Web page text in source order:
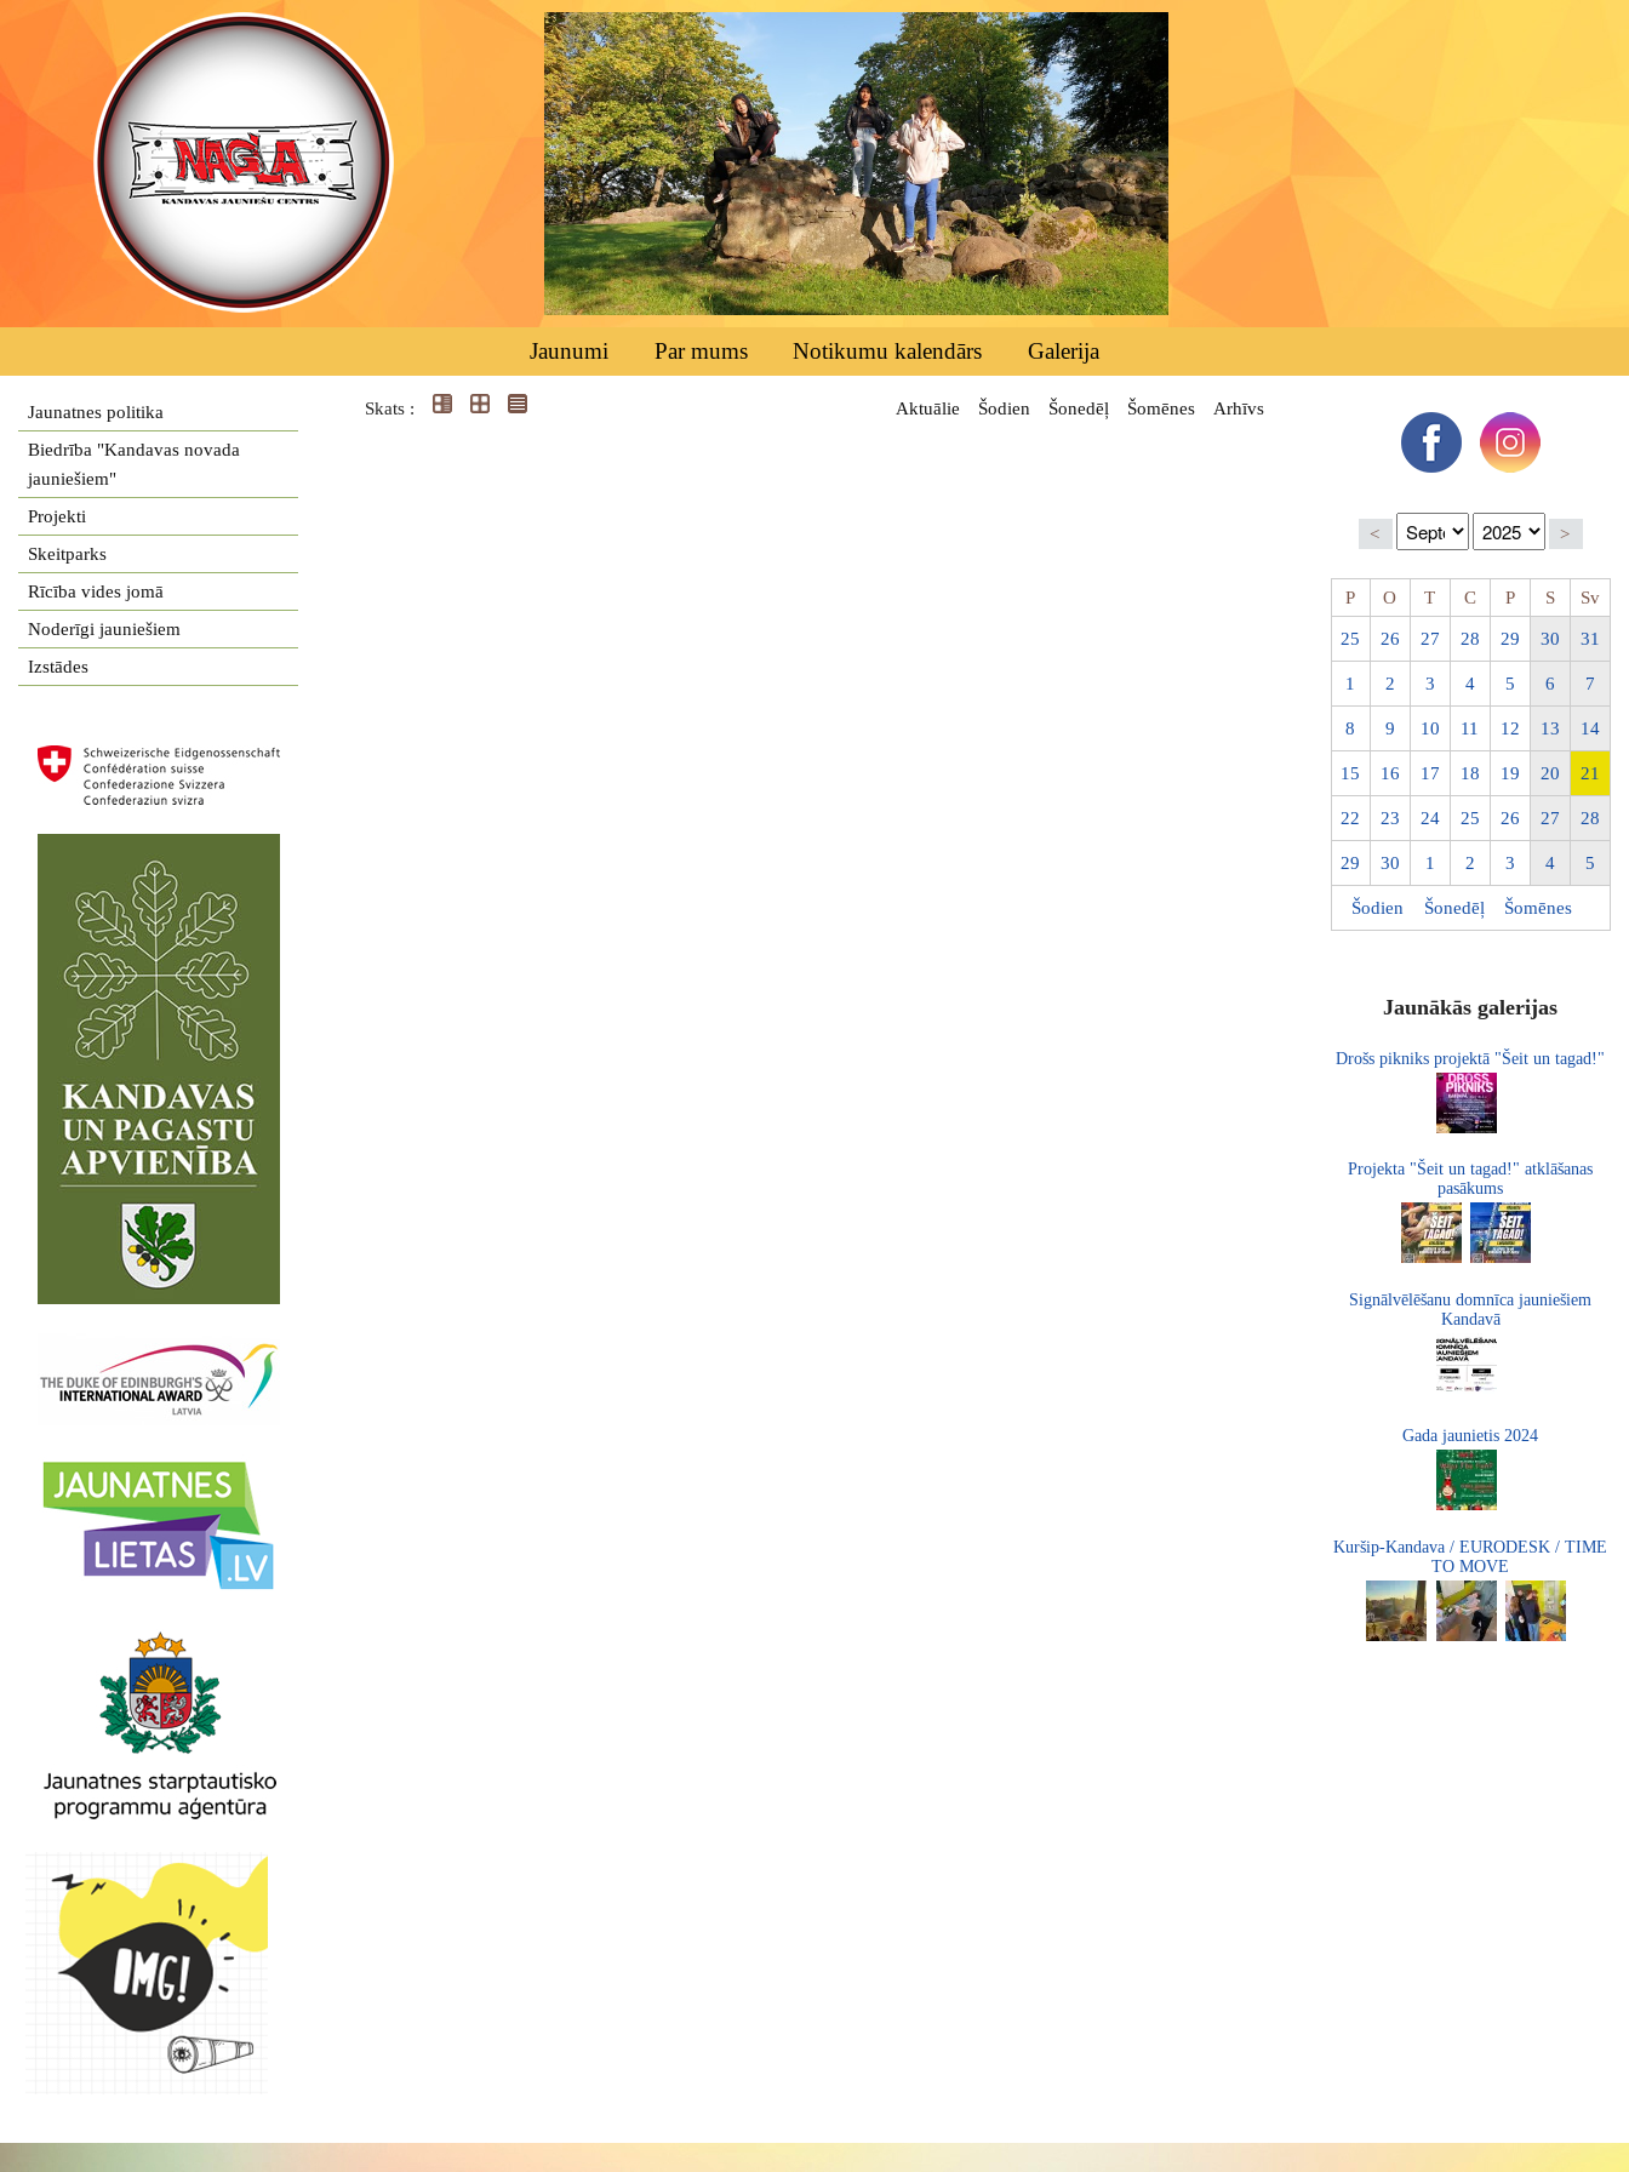
Jaunumi Par mums Notikumu kalendārs Galerija
Jaunatnes politika
Biedrība "Kandavas novada
jauniešiem"
Projekti
Skeitparks
Rīcība vides jomā
Noderīgi jauniešiem
Izstādes
Skats : Aktuālie Šodien Šonedēļ Šomēnes Arhīvs
< >
P O T C P S Sv
25 26 27 28 29 30 31
1 2 3 4 5 6 7
8 9 10 11 12 13 14
15 16 17 18 19 20 21
22 23 24 25 26 27 28
29 30 1 2 3 4 5
Šodien Šonedēļ Šomēnes
Jaunākās galerijas
Drošs pikniks projektā "Šeit un tagad!"
Projekta "Šeit un tagad!" atklāšanas
pasākums
Signālvēlēšanu domnīca jauniešiem
Kandavā
Gada jaunietis 2024
Kuršip-Kandava / EURODESK / TIME
TO MOVE